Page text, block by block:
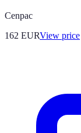
Cenpac
162 EURView price